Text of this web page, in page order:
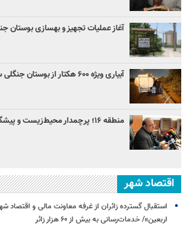
آغاز عملیات تجهیز و بهسازی بوستان
آبیاری ویژه ۶۰۰ هکتار از بوستان جنگلی سرخه‌حصار
منطقه ۱۶؛ پرچمدار محیط‌زیست و پیشگام مشارکت‌های مردمی
اقتصاد شهر
استقبال گسترده زائران از غرفه معاونت مالی و اقتصاد
اربعین»/ خدمات‌رسانی به بیش از ۶۰ هزار زائر